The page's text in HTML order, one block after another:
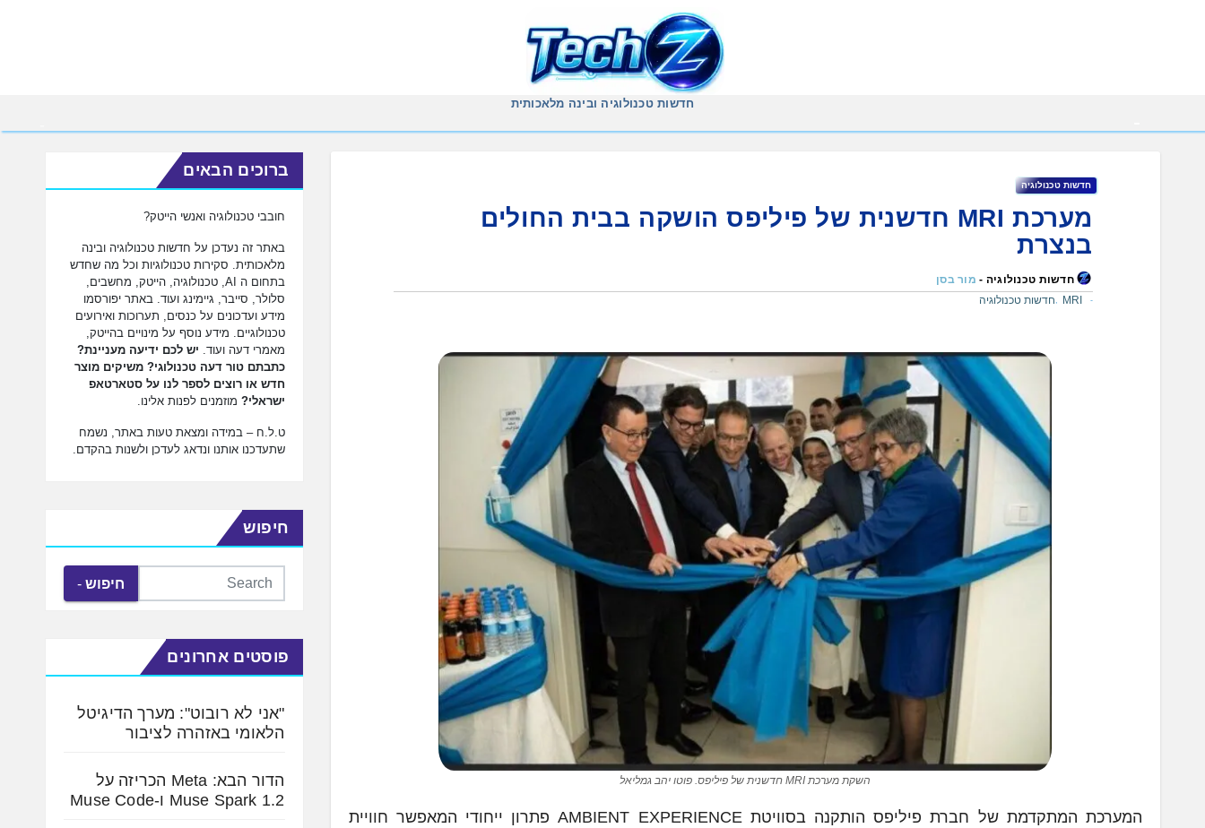
חדשות טכנולוגיה ובינה מלאכותית
חדשות טכנולוגיה
מערכת MRI חדשנית של פיליפס הושקה בבית החולים
בנצרת
חדשות טכנולוגיה - מור בסן
MRI
,חדשות טכנולוגיה
השקת מערכת MRI חדשנית של פיליפס. פוטו יהב גמליאל
המערכת המתקדמת של חברת פיליפס הותקנה בסוויטת AMBIENT EXPERIENCE פתרון ייחודי המאפשר חוויית
ברוכים הבאים
חובבי טכנולוגיה ואנשי הייטק?
באתר זה נעדכן על חדשות טכנולוגיה ובינה
מלאכותית. סקירות טכנולוגיות וכל מה שחדש
בתחום ה AI, טכנולוגיה, הייטק, מחשבים,
סלולר, סייבר, גיימינג ועוד. באתר יפורסמו
מידע ועדכונים על כנסים, תערוכות ואירועים
טכנולוגיים. מידע נוסף על מינויים בהייטק,
מאמרי דעה ועוד. יש לכם ידיעה מעניינת?
כתבתם טור דעה טכנולוגי? משיקים מוצר
חדש או רוצים לספר לנו על סטארטאפ
ישראלי? מוזמנים לפנות אלינו.
ט.ל.ח – במידה ומצאת טעות באתר, נשמח
שתעדכנו אותנו ונדאג לעדכן ולשנות בהקדם.
חיפוש
חיפוש
פוסטים אחרונים
"אני לא רובוט": מערך הדיגיטל
הלאומי באזהרה לציבור
הדור הבא: Meta הכריזה על
Muse Spark 1.2 ו-Muse Code